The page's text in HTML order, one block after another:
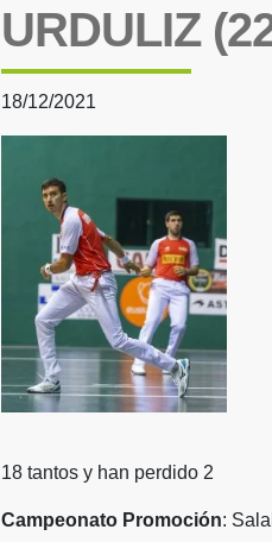
URDULIZ
18/12/2021
18 tantos y han perdido 2
Campeonato Promoción: